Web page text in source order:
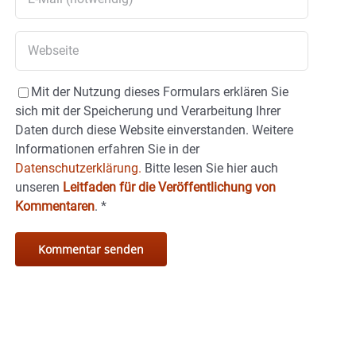
Mit der Nutzung dieses Formulars erklären Sie
sich mit der Speicherung und Verarbeitung Ihrer
Daten durch diese Website einverstanden. Weitere
Informationen erfahren Sie in der
Datenschutzerklärung. Bitte lesen Sie hier auch
unseren Leitfaden für die Veröffentlichung von
Kommentaren. *